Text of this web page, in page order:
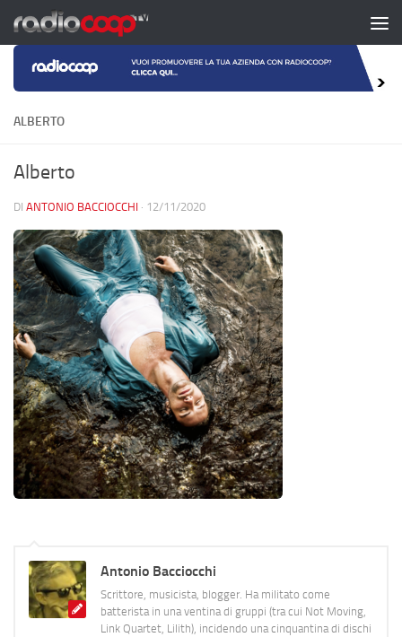
Salta al contenuto
ALBERTO
Alberto
DI ANTONIO BACCIOCCHI · 12/11/2020
Antonio Bacciocchi
Scrittore, musicista, blogger. Ha militato come
batterista in una ventina di gruppi (tra cui Not Moving,
Link Quartet, Lilith), incidendo una cinquantina di dischi